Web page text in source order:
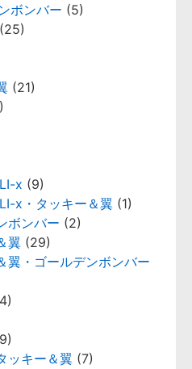
ボンバー (5)
(25)
(21)
x (9)
x・タッキー＆翼 (1)
ボンバー (2)
翼 (29)
翼・ゴールデンボンバー
ッキー＆翼 (7)